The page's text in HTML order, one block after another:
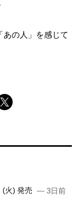
あの人」を感じて
(火) 発売 — 3日前